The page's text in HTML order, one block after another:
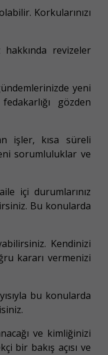
Korkularınızı
revizeler
yeni
gözden
işler, kısa süreli
sorumluluklar ve
içi durumlarınız
Bu konularda
Kendinizi
kararı vermenizi
bu konularda
ve kimliğinizi
bir bakış açısı ve